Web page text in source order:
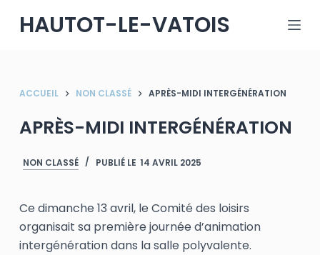
P
a
e
a
n
e
HAUTOT-LE-VATOIS
ACCUEIL NON CLASSÉ APRÈS-MIDI INTERGÉNÉRATION
APRÈS-MIDI INTERGÉNÉRATION
NON CLASSÉ PUBLIÉ LE 14 AVRIL 2025
Ce dimanche 13 avril, le Comité des loisirs
organisait sa première journée d’animation
intergénération dans la salle polyvalente.